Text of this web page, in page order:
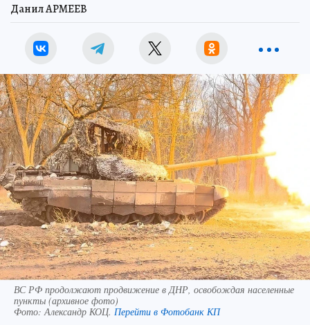
Данил АРМЕЕВ
ВС РФ продолжают продвижение в ДНР, освобождая населенные
пункты (архивное фото)
Фото: Александр КОЦ. Перейти в Фотобанк КП